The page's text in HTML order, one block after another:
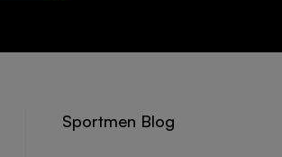
Sportmen Blog